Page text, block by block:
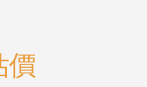
價